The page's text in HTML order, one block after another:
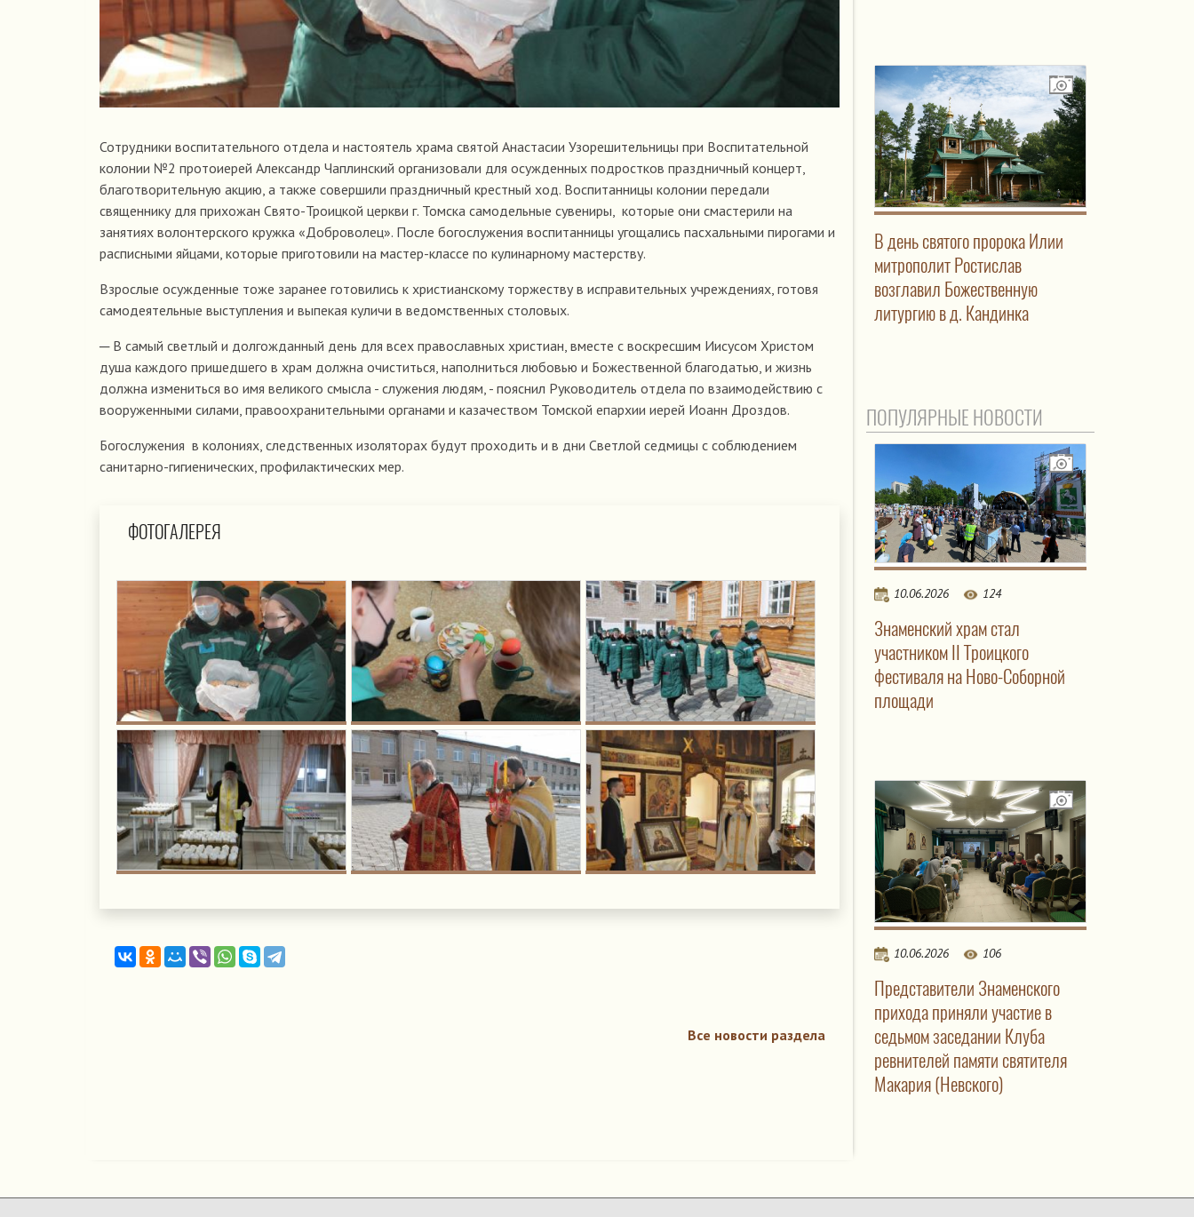
Сотрудники воспитательного отдела и настоятель храма святой Анастасии Узорешительницы при Воспитательной
колонии №2 протоиерей Александр Чаплинский организовали для осужденных подростков праздничный концерт,
благотворительную акцию, а также совершили праздничный крестный ход. Воспитанницы колонии передали
священнику для прихожан Свято-Троицкой церкви г. Томска самодельные сувениры, которые они смастерили на
занятиях волонтерского кружка «Доброволец». После богослужения воспитанницы угощались пасхальными пирогами и
расписными яйцами, которые приготовили на мастер-классе по кулинарному мастерству.
Взрослые осужденные тоже заранее готовились к христианскому торжеству в исправительных учреждениях, готовя
самодеятельные выступления и выпекая куличи в ведомственных столовых.
─ В самый светлый и долгожданный день для всех православных христиан, вместе с воскресшим Иисусом Христом
душа каждого пришедшего в храм должна очиститься, наполниться любовью и Божественной благодатью, и жизнь
должна измениться во имя великого смысла - служения людям, - пояснил Руководитель отдела по взаимодействию с
вооруженными силами, правоохранительными органами и казачеством Томской епархии иерей Иоанн Дроздов.
Богослужения в колониях, следственных изоляторах будут проходить и в дни Cветлой седмицы с соблюдением
санитарно-гигиенических, профилактических мер.
ФОТОГАЛЕРЕЯ
Все новости раздела
В день святого пророка Илии
митрополит Ростислав
возглавил Божественную
литургию в д. Кандинка
ПОПУЛЯРНЫЕ НОВОСТИ
10.06.2026 124
Знаменский храм стал
участником II Троицкого
фестиваля на Ново-Соборной
площади
10.06.2026 106
Представители Знаменского
прихода приняли участие в
седьмом заседании Клуба
ревнителей памяти святителя
Макария (Невского)